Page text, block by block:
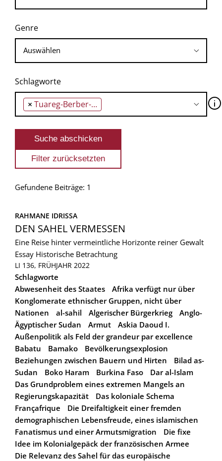
Genre
Schlagworte
× Tuareg-Berber-Nomaden 🛈
Gefundene Beiträge: 1
RAHMANE IDRISSA
DEN SAHEL VERMESSEN
Eine Reise hinter vermeintliche Horizonte reiner Gewalt
Essay Historische Betrachtung
LI 136, FRÜHJAHR 2022
Schlagworte
Abwesenheit des Staates
Afrika verfügt nur über
Konglomerate ethnischer Gruppen, nicht über
Nationen
al-sahil Algerischer Bürgerkrieg
Anglo-
Ägyptischer Sudan
Armut
Askia Daoud I.
Außenpolitik als Feld der grandeur par excellence
Babatu
Bamako
Bevölkerungsexplosion
Beziehungen zwischen Bauern und Hirten
Bilad as-
Sudan
Boko Haram Burkina Faso
Dar al-Islam
Das Grundproblem eines extremen Mangels an
Regierungskapazität
Das koloniale Schema
Françafrique
Die Dreifaltigkeit einer fremden
demographischen Lebensfreude, eines islamischen
Fanatismus und einer Armutsmigration
Die fixe
Idee im Kolonialgepäck der französischen Armee
Die Relevanz des Sahel für das europäische